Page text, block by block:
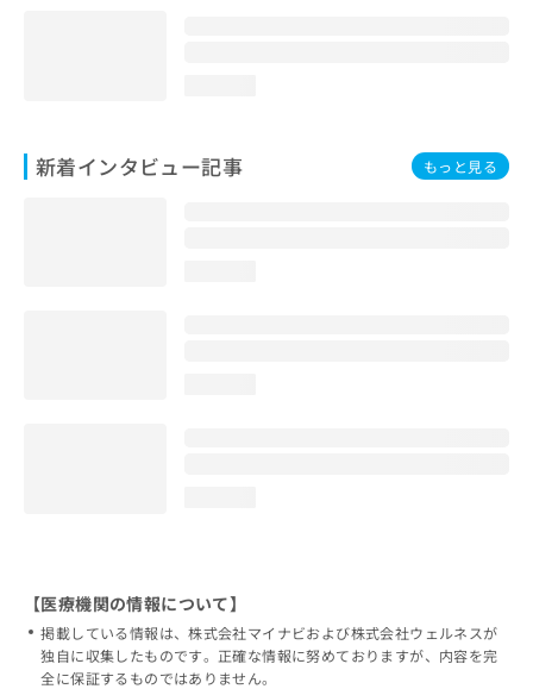
新着インタビュー記事 もっと見る
【医療機関の情報について】
掲載している情報は、株式会社マイナビおよび株式会社ウェルネスが
独自に収集したものです。正確な情報に努めておりますが、内容を完
全に保証するものではありません。